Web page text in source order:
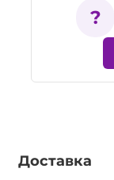
Доставка